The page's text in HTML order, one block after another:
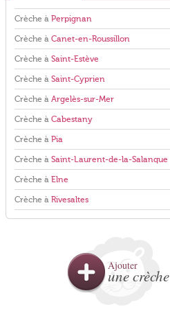
Crèche à Perpignan
Crèche à Canet-en-Roussillon
Crèche à Saint-Estève
Crèche à Saint-Cyprien
Crèche à Argelès-sur-Mer
Crèche à Cabestany
Crèche à Pia
Crèche à Saint-Laurent-de-la-Salanque
Crèche à Elne
Crèche à Rivesaltes
Ajouter
une crèche